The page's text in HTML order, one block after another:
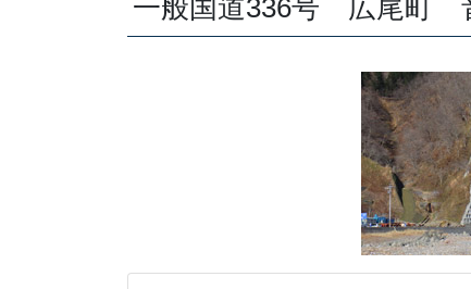
一般国道336号 広尾町